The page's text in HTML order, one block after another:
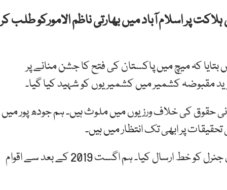
پر اسلام آباد میں بھارتی ناظم الامورکو طلب کر
بتایا کہ میچ میں پاکستان کی فتح کا جشن منانے پر
حقوق کی خلاف ورزیوں میں ملوث ہیں۔ ہم جودھ پور میں
تحقیقات پر ابھی تک انتظار میں ہیں۔
وزیر خارجہ شاہ محمود قریشی نے اقوام متحدہ سیکریٹری جنرل کو خط ارسال کیا۔ ہم اگست 2019 کے بعد سے اقوام